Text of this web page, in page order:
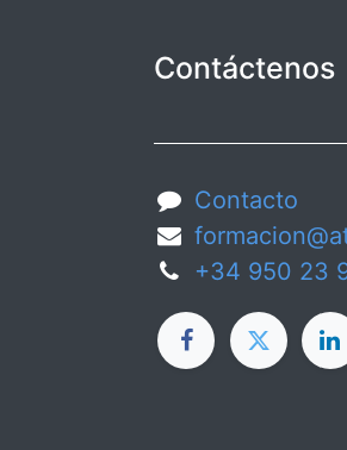
Contáctenos
Contacto
+34 950 23